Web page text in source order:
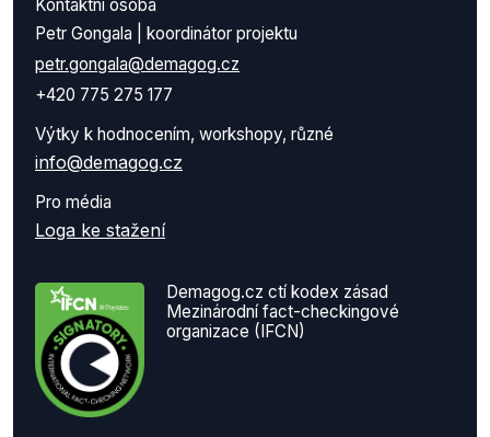
Kontaktní osoba
Petr Gongala | koordinátor projektu
petr.gongala@demagog.cz
+420 775 275 177
Výtky k hodnocením, workshopy, různé
info@demagog.cz
Pro média
Loga ke stažení
Demagog.cz ctí kodex zásad
Mezinárodní fact-checkingové
organizace (IFCN)